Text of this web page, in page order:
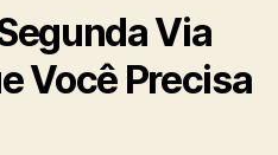
Via
Você Precisa